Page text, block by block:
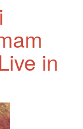
in